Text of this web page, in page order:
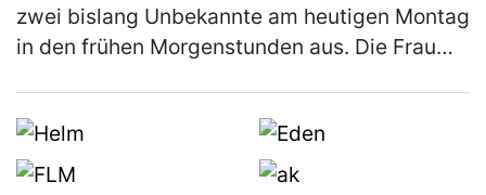
zwei bislang Unbekannte am heutigen Montag
in den frühen Morgenstunden aus. Die Frau